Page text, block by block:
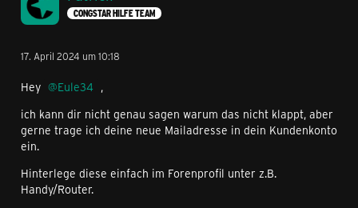
CONGSTAR HILFE TEAM
17. April 2024 um 10:18
Hey Eule34 ,
ich kann dir nicht genau sagen warum das nicht klappt, aber
gerne trage ich deine neue Mailadresse in dein Kundenkonto
ein.
Hinterlege diese einfach im Forenprofil unter z.B.
Handy/Router.